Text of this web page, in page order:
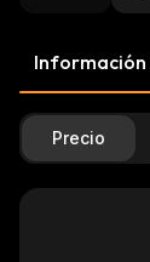
Información
Precio